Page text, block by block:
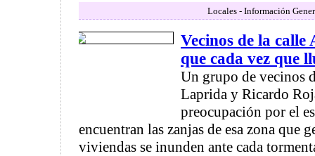
Locales - Información
Vecinos de la
que cada vez que
Un grupo de vecinos
Laprida y Ricardo
preocupación por el
encuentran las zanjas de esa zona que
viviendas se inunden ante cada